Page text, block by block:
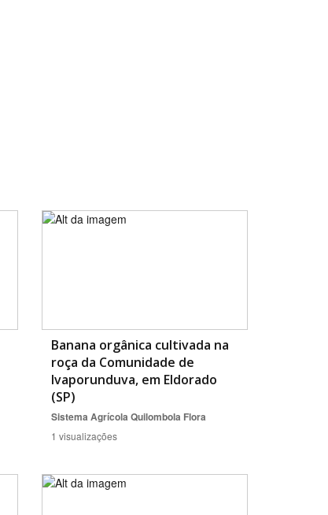
Banana orgânica cultivada na
roça da Comunidade de
Ivaporunduva, em Eldorado
(SP)
Sistema Agrícola Quilombola Flora
1 visualizações